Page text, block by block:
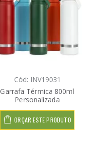
Cód: INV19031
Garrafa Térmica 800ml
Personalizada
ORÇAR ESTE PRODUTO